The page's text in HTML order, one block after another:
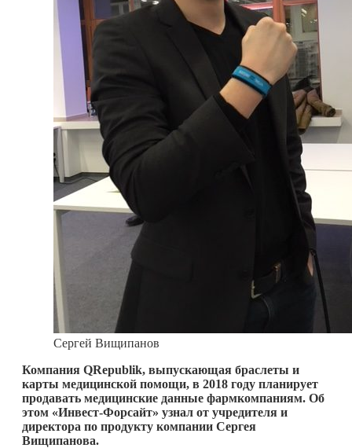
Сергей Вищипанов
Компания QRepublik, выпускающая браслеты и
карты медицинской помощи, в 2018 году планирует
продавать медицинские данные фармкомпаниям. Об
этом «Инвест-Форсайт» узнал от учредителя и
директора по продукту компании Сергея
Вищипанова.